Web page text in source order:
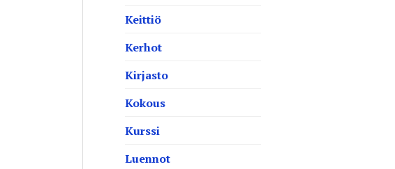
Keittiö
Kerhot
Kirjasto
Kokous
Kurssi
Luennot